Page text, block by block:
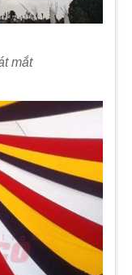
mắt